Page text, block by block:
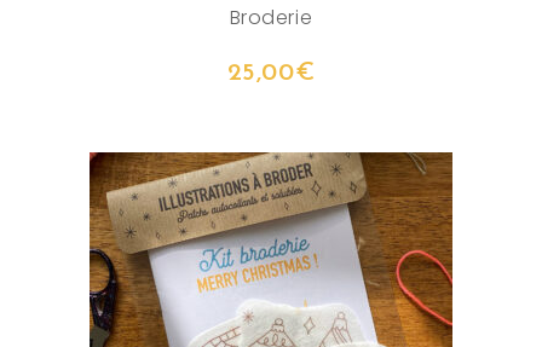
Broderie
25,00€
AJOUTER AU PANIER